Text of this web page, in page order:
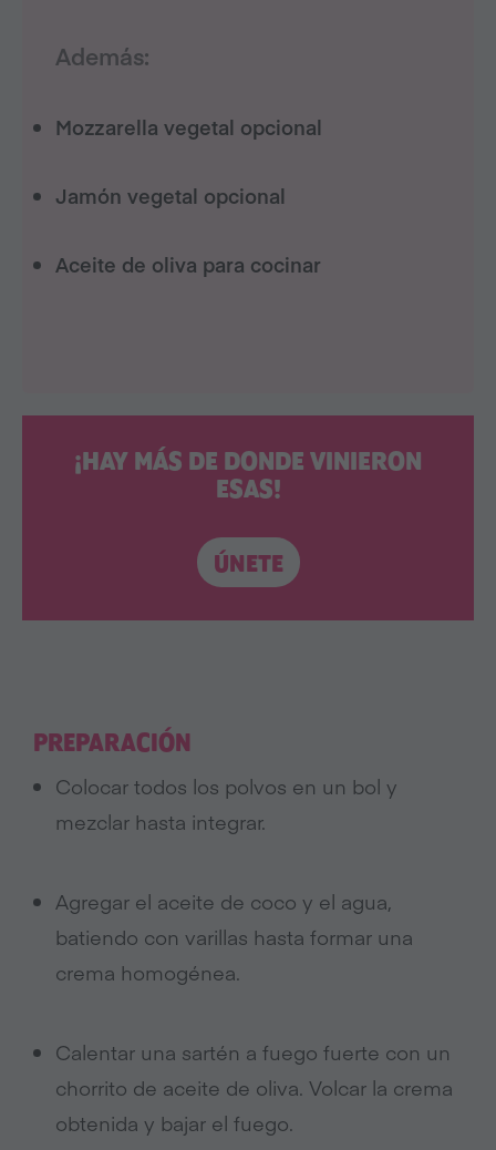
¡HAY MÁS DE DONDE VINIERON
ESAS!
ÚNETE
Además:
Mozzarella vegetal opcional
Jamón vegetal opcional
Aceite de oliva para cocinar
PREPARACIÓN
Colocar todos los polvos en un bol y
mezclar hasta integrar.
Agregar el aceite de coco y el agua,
batiendo con varillas hasta formar una
crema homogénea.
Calentar una sartén a fuego fuerte con un
chorrito de aceite de oliva. Volcar la crema
obtenida y bajar el fuego.